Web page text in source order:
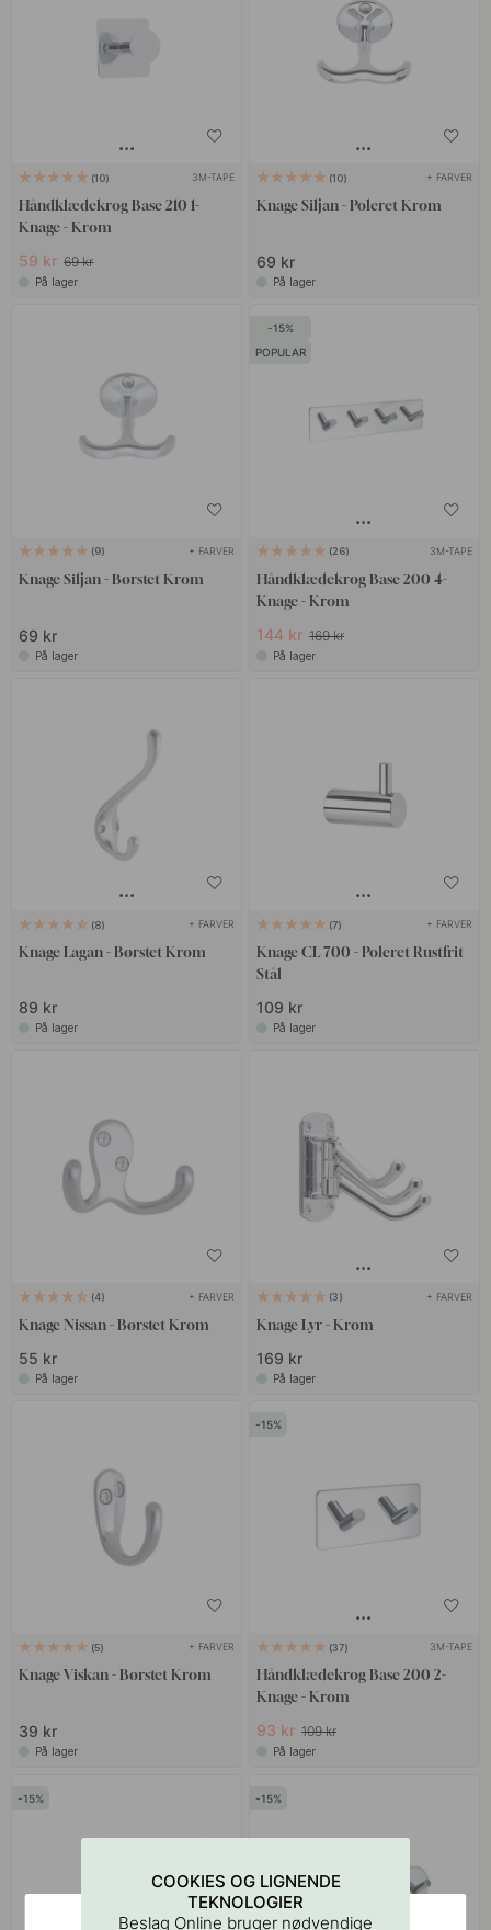
10 3M-TAPE
Håndklædekrog Base 210 1-
Knage - Krom
59 kr 69 kr
På lager
10 + FARVER
Knage Siljan - Poleret Krom
69 kr
På lager
9 + FARVER
Knage Siljan - Børstet Krom
69 kr
På lager
15
POPULAR
26 3M-TAPE
Håndklædekrog Base 200 4-
Knage - Krom
144 kr 169 kr
På lager
8 + FARVER
Knage Lagan - Børstet Krom
89 kr
På lager
7 + FARVER
Knage CL 700 - Poleret Rustfrit
Stål
109 kr
På lager
4 + FARVER
Knage Nissan - Børstet Krom
55 kr
På lager
3 + FARVER
Knage Lyr - Krom
169 kr
På lager
5 + FARVER
Knage Viskan - Børstet Krom
39 kr
På lager
15
37 3M-TAPE
Håndklædekrog Base 200 2-
Knage - Krom
93 kr 109 kr
På lager
15 15
COOKIES OG LIGNENDE
TEKNOLOGIER
Beslag Online bruger nødvendige